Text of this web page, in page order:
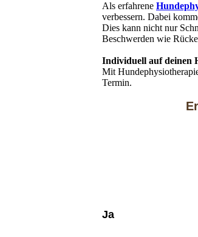
Als erfahrene
verbessern. Dabei
Dies kann nicht nur
Beschwerden wie
Individuell auf deinen
Mit
Termin.
Ja